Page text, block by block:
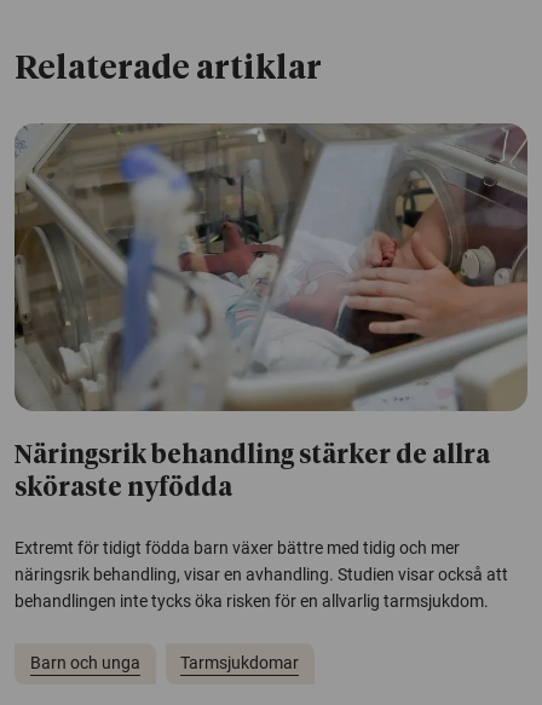
Relaterade artiklar
Näringsrik behandling stärker de allra
sköraste nyfödda
Extremt för tidigt födda barn växer bättre med tidig och mer
näringsrik behandling, visar en avhandling. Studien visar också att
behandlingen inte tycks öka risken för en allvarlig tarmsjukdom.
Barn och unga Tarmsjukdomar